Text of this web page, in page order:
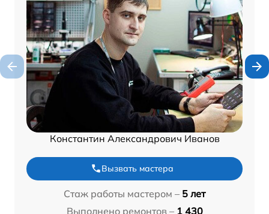
Константин Александрович Иванов
Вызвать мастера
Стаж работы мастером – 5 лет
Выполнено ремонтов – 1 430